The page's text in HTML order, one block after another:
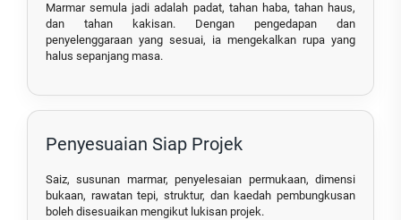
Marmar semula jadi adalah padat, tahan haba, tahan haus,
dan tahan kakisan. Dengan pengedapan dan
penyelenggaraan yang sesuai, ia mengekalkan rupa yang
halus sepanjang masa.
Penyesuaian Siap Projek
Saiz, susunan marmar, penyelesaian permukaan, dimensi
bukaan, rawatan tepi, struktur, dan kaedah pembungkusan
boleh disesuaikan mengikut lukisan projek.